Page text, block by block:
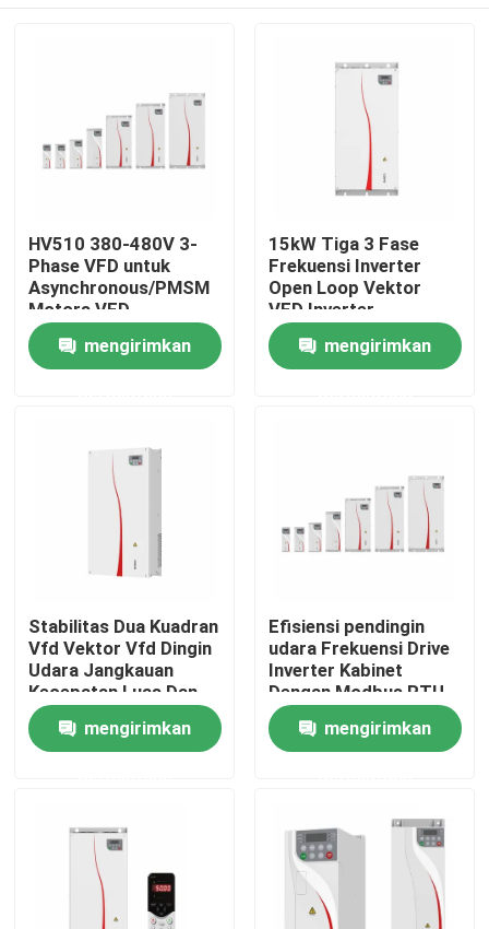
Rumah
Produk
Tentang kami
Tur Pabrik
Kontrol Kualitas
Hubungi Kami
Minta Kutipan
Penggerak Frekuensi Variabel VFD
HV510 380-480V 3-
Phase VFD untuk
Asynchronous/PMSM
Motors VFD
Mendukung 16-
Segment PLC Multi-
Speed Operation
mengirimkan
15kW Tiga 3 Fase
Frekuensi Inverter
Open Loop Vektor
VFD Inverter
mengirimkan
Stabilitas Dua Kuadran
Vfd Vektor Vfd Dingin
Udara Jangkauan
Kecepatan Luas Dan
Kontrol yang Tepat
Untuk Motor Drive
mengirimkan
Efisiensi pendingin
udara Frekuensi Drive
Inverter Kabinet
Dengan Modbus RTU
Protokol Komunikasi
mengirimkan